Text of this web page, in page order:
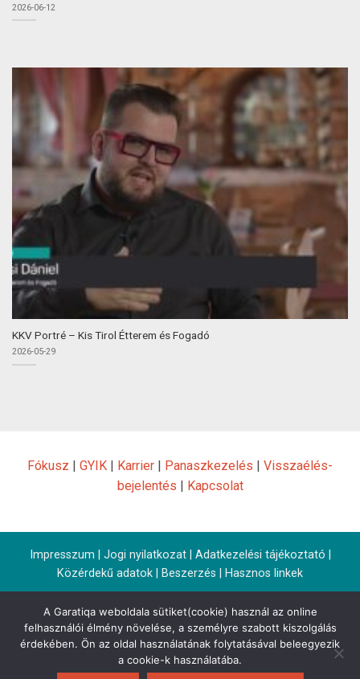
2026-06-12
KKV Portré – Kis Tirol Étterem és Fogadó
2026-05-29
Fókusz | GYIK | Karrier | Panaszkezelés | Visszaélés-
bejelentés | Kapcsolat
Impresszum Jogi nyilatkozat| Adatkezelési tájékoztató
Közérdekű adatok
Beszerzés Hasznos linkek
A Garatiqa weboldala sütiket(cookie) használ az online
felhasználói élmény növelése, a személyre szabott kiszolgálás
érdekében. Ön az oldal használatának folytatásával beleegyezik
a cookie-k használatába.